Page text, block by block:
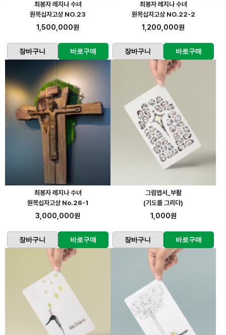
최봉자 레지나 수녀
원목십자고상 NO.23
1,500,000원
장바구니 바로구매
최봉자 레지나 수녀
원목십자고상 NO.22-2
1,200,000원
장바구니 바로구매
최봉자 레지나 수녀
원목십자고상 No.26-1
3,000,000원
장바구니 바로구매
그림엽서_부활
(기도를 그리다)
1,000원
장바구니 바로구매